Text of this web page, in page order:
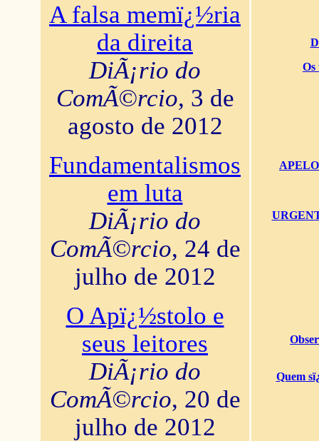
A falsa memï¿½ria
da direita
DiÃ¡rio do
ComÃ©rcio, 3 de
agosto de 2012
Fundamentalismos
em luta
DiÃ¡rio do
ComÃ©rcio, 24 de
julho de 2012
O Apï¿½stolo e
seus leitores
DiÃ¡rio do
ComÃ©rcio, 20 de
julho de 2012
Os
Quem